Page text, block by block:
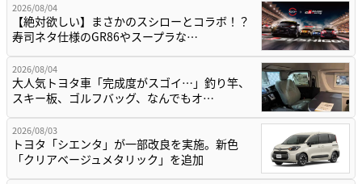
2026/08/04
【絶対欲しい】まさかのスシローとコラボ！？
寿司ネタ仕様のGR86やスープラな…
2026/08/04
大人気トヨタ車「完成度がスゴイ…」釣り竿、
スキー板、ゴルフバッグ、なんでもオ…
2026/08/03
トヨタ「シエンタ」が一部改良を実施。新色
「クリアベージュメタリック」を追加